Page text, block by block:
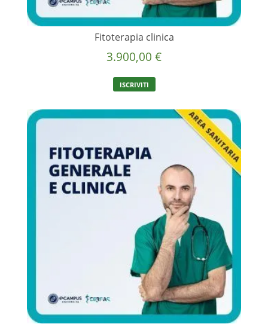
Fitoterapia clinica
3.900,00 €
ISCRIVITI